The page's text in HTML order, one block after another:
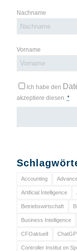
Nachname
Vorname
Ich habe den
akzeptiere diesen. *
Accounting
Artificial Intelligence
Betriebswirtschaft
Business Intelligence
CFOaktuell
Controller Institut on